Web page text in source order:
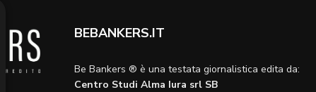
BEBANKERS.IT
Be Bankers ® è una testata giornalistica edita da:
Centro Studi Alma Iura srl SB